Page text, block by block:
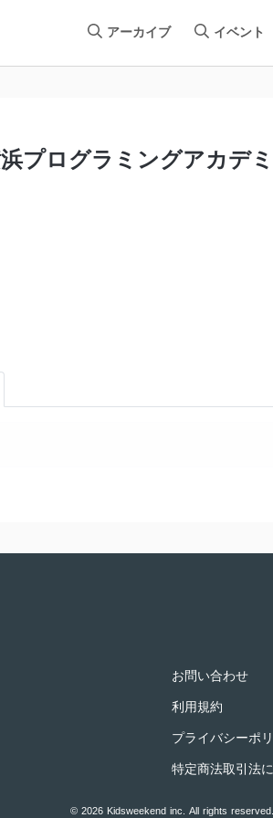
アーカイブ イベント
プログラミングアカデ
お問い合わせ
利用規約
プライバシーポ
特定商法取引法
© 2026 Kidsweekend inc. All rights reserved.